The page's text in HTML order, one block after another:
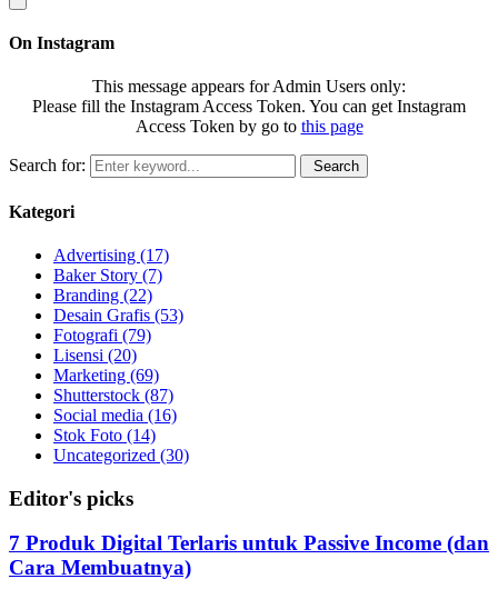
On Instagram
This message appears for Admin Users only:
Please fill the Instagram Access Token. You can get Instagram
Access Token by go to this page
Search for: Search
Kategori
Advertising (17)
Baker Story (7)
Branding (22)
Desain Grafis (53)
Fotografi (79)
Lisensi (20)
Marketing (69)
Shutterstock (87)
Social media (16)
Stok Foto (14)
Uncategorized (30)
Editor's picks
7 Produk Digital Terlaris untuk Passive Income (dan
Cara Membuatnya)